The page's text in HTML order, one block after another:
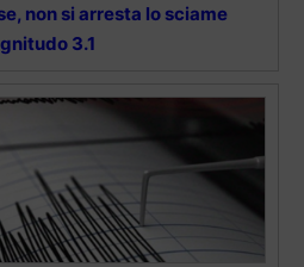
non si arresta lo sciame
3.1